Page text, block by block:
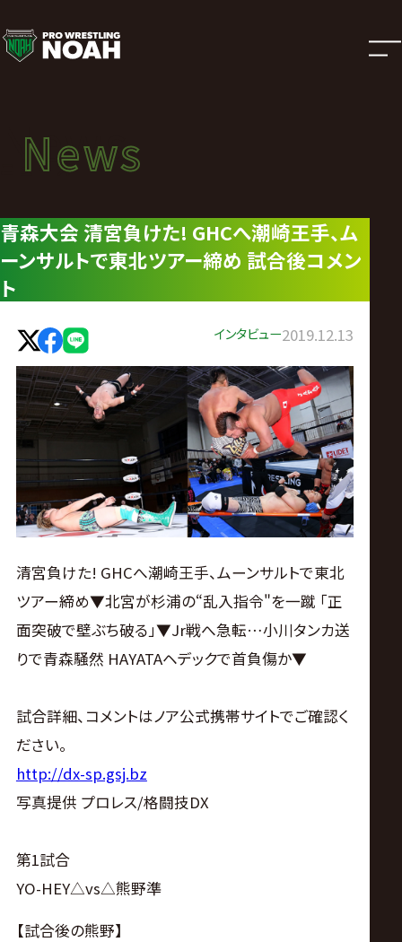
ニ
ュ
ー
ス
|
プ
ロ
レ
ス
リ
ン
グ・
ノ
ア
公
式
サ
イ
ト
News
ニュース
News
青森大会 清宮負けた! GHCへ潮崎王手、ム
ーンサルトで東北ツアー締め 試合後コメン
ト
インタビュー2019.12.13
清宮負けた! GHCへ潮崎王手、ムーンサルトで東北
ツアー締め▼北宮が杉浦の“乱入指令"を一蹴 「正
面突破で壁ぶち破る」▼Jr戦へ急転…小川タンカ送
りで青森騒然 HAYATAヘデックで首負傷か▼
試合詳細、コメントはノア公式携帯サイトでご確認く
ださい。
http://dx-sp.gsj.bz
写真提供 プロレス/格闘技DX
第1試合
YO-HEY△vs△熊野準
【試合後の熊野】